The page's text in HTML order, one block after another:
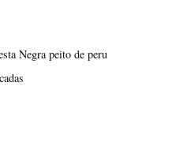
Negra peito de peru